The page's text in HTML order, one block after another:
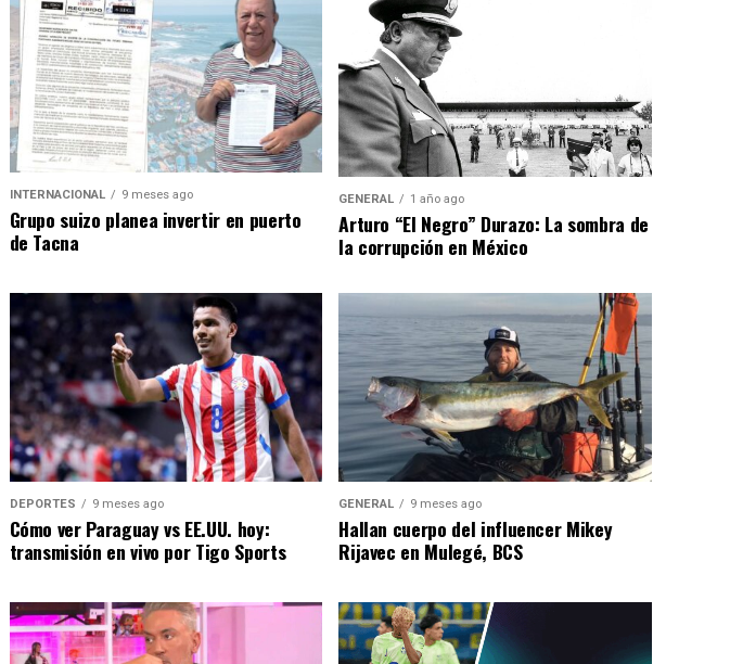
INTERNACIONAL 9 meses ago
Grupo suizo planea invertir en puerto
de Tacna
GENERAL 1 año ago
Arturo “El Negro” Durazo: La sombra de
la corrupción en México
DEPORTES 9 meses ago
Cómo ver Paraguay vs EE.UU. hoy:
transmisión en vivo por Tigo Sports
GENERAL 9 meses ago
Hallan cuerpo del influencer Mikey
Rijavec en Mulegé, BCS